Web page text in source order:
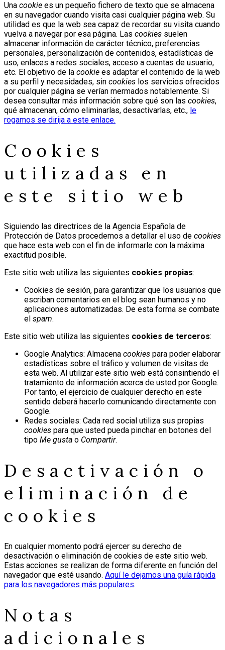
Una cookie es un pequeño fichero de texto que se almacena
en su navegador cuando visita casi cualquier página web. Su
utilidad es que la web sea capaz de recordar su visita cuando
vuelva a navegar por esa página. Las cookies suelen
almacenar información de carácter técnico, preferencias
personales, personalización de contenidos, estadísticas de
uso, enlaces a redes sociales, acceso a cuentas de usuario,
etc. El objetivo de la cookie es adaptar el contenido de la web
a su perfil y necesidades, sin cookies los servicios ofrecidos
por cualquier página se verían mermados notablemente. Si
desea consultar más información sobre qué son las cookies,
qué almacenan, cómo eliminarlas, desactivarlas, etc., le
rogamos se dirija a este enlace.
Cookies
utilizadas en
este sitio web
Siguiendo las directrices de la Agencia Española de
Protección de Datos procedemos a detallar el uso de cookies
que hace esta web con el fin de informarle con la máxima
exactitud posible.
Este sitio web utiliza las siguientes cookies propias:
Cookies de sesión, para garantizar que los usuarios que
escriban comentarios en el blog sean humanos y no
aplicaciones automatizadas. De esta forma se combate
el spam.
Este sitio web utiliza las siguientes cookies de terceros:
Google Analytics: Almacena cookies para poder elaborar
estadísticas sobre el tráfico y volumen de visitas de
esta web. Al utilizar este sitio web está consintiendo el
tratamiento de información acerca de usted por Google.
Por tanto, el ejercicio de cualquier derecho en este
sentido deberá hacerlo comunicando directamente con
Google.
Redes sociales: Cada red social utiliza sus propias
cookies para que usted pueda pinchar en botones del
tipo Me gusta o Compartir.
Desactivación o
eliminación de
cookies
En cualquier momento podrá ejercer su derecho de
desactivación o eliminación de cookies de este sitio web.
Estas acciones se realizan de forma diferente en función del
navegador que esté usando. Aquí le dejamos una guía rápida
para los navegadores más populares.
Notas
adicionales